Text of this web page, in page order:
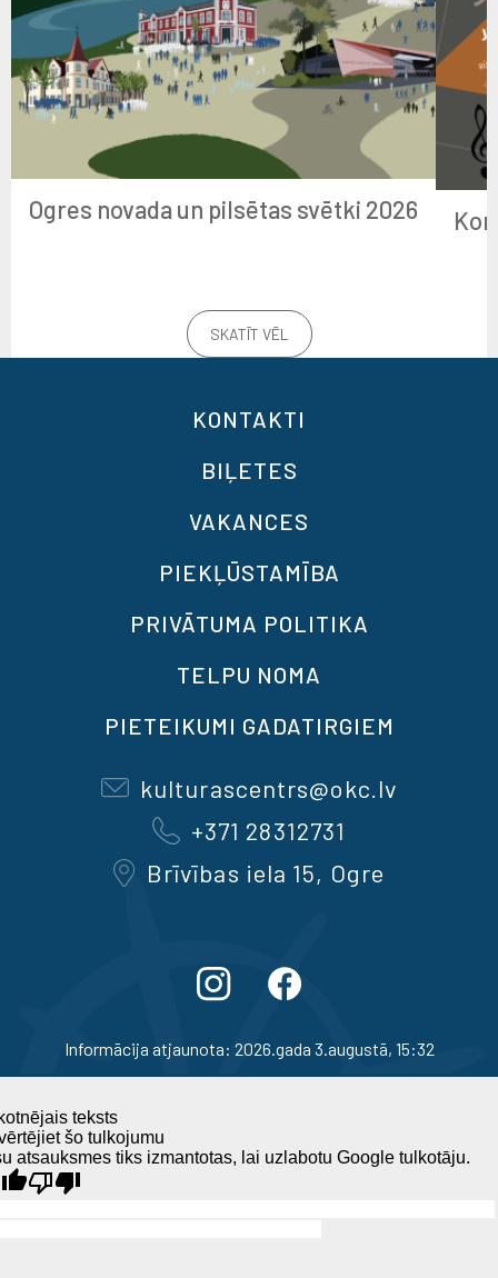
Ogres novada un pilsētas svētki 2026
SKATĪT VĒL
KONTAKTI
BIĻETES
VAKANCES
PIEKĻŪSTAMĪBA
PRIVĀTUMA POLITIKA
TELPU NOMA
PIETEIKUMI GADATIRGIEM
kulturascentrs@okc.lv
+371 28312731
Brīvības iela 15, Ogre
Informācija atjaunota: 2026.gada 3.augustā, 15:32
teksts
šo tulkojumu
atsauksmes tiks izmantotas, lai uzlabotu Google tulkotāju.